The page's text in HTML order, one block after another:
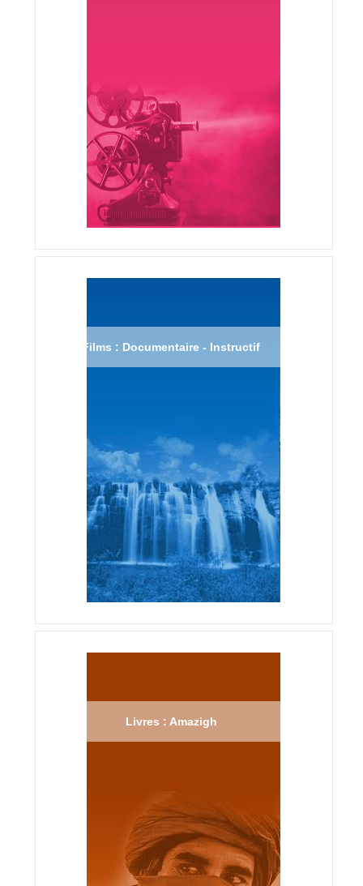
Films : Documentaire - Instructif
Livres : Amazigh